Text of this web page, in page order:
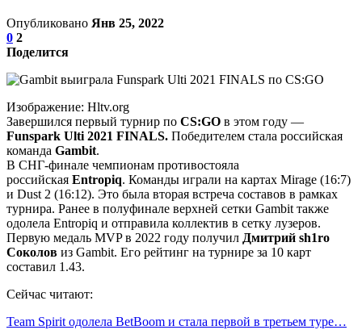
Опубликовано Янв 25, 2022
0 2
Поделится
Изображение: Hltv.org
Завершился первый турнир по CS:GO в этом году —
Funspark Ulti 2021 FINALS. Победителем стала российская
команда Gambit.
В СНГ-финале чемпионам противостояла
российская Entropiq. Команды играли на картах Mirage (16:7)
и Dust 2 (16:12). Это была вторая встреча составов в рамках
турнира. Ранее в полуфинале верхней сетки Gambit также
одолела Entropiq и отправила коллектив в сетку лузеров.
Первую медаль MVP в 2022 году получил Дмитрий sh1ro
Соколов из Gambit. Его рейтинг на турнире за 10 карт
составил 1.43.
Сейчас читают:
Team Spirit одолела BetBoom и стала первой в третьем туре…